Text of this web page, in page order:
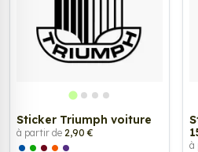
Sticker Triumph voiture
à partir de 2,90 €
à